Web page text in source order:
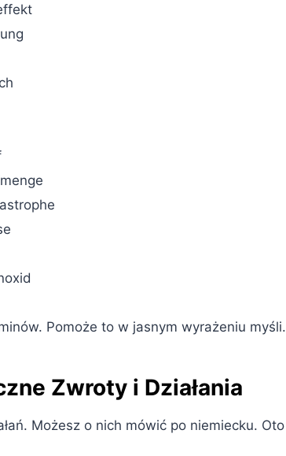
Pomoże to w jasnym wyrażeniu myśli.
Zwroty i Działania
Możesz o nich mówić po niemiecku. Oto